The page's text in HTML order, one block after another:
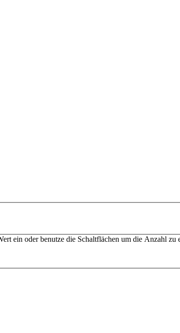
ein oder benutze die Schaltflächen um die Anzahl zu